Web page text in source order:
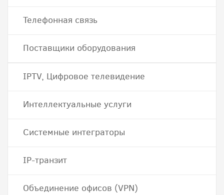
Телефонная связь
Поставщики оборудования
IPTV, Цифровое телевидение
Интеллектуальные услуги
Системные интеграторы
IP-транзит
Объединение офисов (VPN)